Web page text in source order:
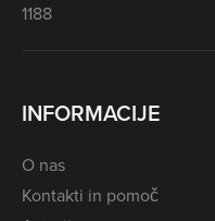
1188
INFORMACIJE
O nas
Kontakti in pomoč